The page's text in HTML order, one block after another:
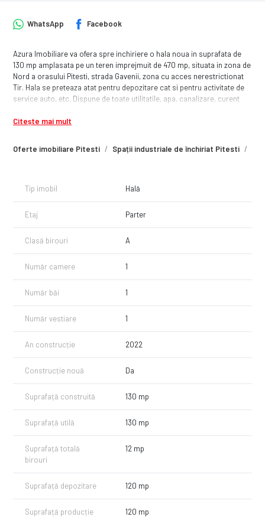
Oferte imobiliare Pitesti Spații industriale de închiriat Pitesti
WhatsApp Facebook
Azura Imobiliare va ofera spre inchiriere o hala noua in suprafata de
130 mp amplasata pe un teren imprejmuit de 470 mp, situata in zona de
Nord a orasului Pitesti, strada Gavenii, zona cu acces nerestrictionat
Tir. Hala se preteaza atat pentru depozitare cat si pentru activitate de
service auto, etc. Dispune de toate utilitatile, apa, canalizare, curent
imediat.
Citește mai mult
Tip imobil Hală
Etaj Parter
Clasă birouri A
Număr camere 1
Număr băi 1
Număr vestiare 1
An construcție 2022
Construcție nouă Da
Suprafață construită 130 mp
Suprafață utilă 130 mp
Suprafață totală
birouri
12 mp
Suprafață depozitare 120 mp
Suprafață producție 120 mp